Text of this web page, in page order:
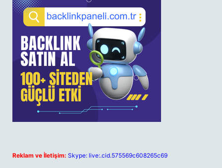
Reklam ve İletişim: Skype: live:.cid.575569c608265c69